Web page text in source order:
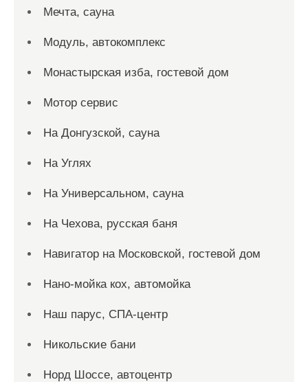
Мечта, сауна
Модуль, автокомплекс
Монастырская изба, гостевой дом
Мотор сервис
На Донгузской, сауна
На Углях
На Универсальном, сауна
На Чехова, русская баня
Навигатор на Московской, гостевой дом
Нано-мойка кох, автомойка
Наш парус, СПА-центр
Никольские бани
Норд Шоссе, автоцентр